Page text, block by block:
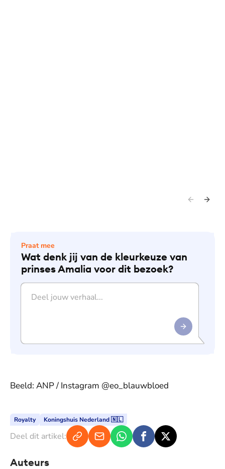
Praat mee
Wat denk jij van de kleurkeuze van
prinses Amalia voor dit bezoek?
Beeld: ANP / Instagram @eo_blauwbloed
Royalty Koningshuis Nederland 🇳🇱
Deel dit artikel:
Auteurs